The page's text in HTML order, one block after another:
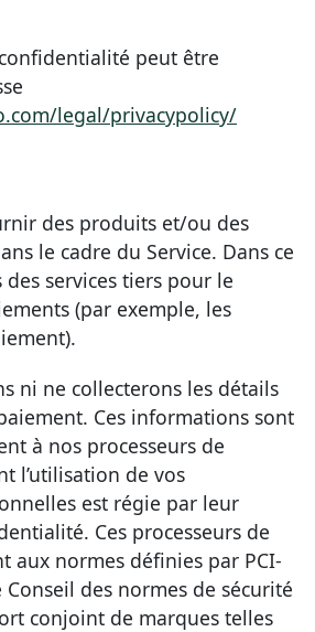
peut être
legal/privacypolicy/
des produits et/ou des
le cadre du Service. Dans ce
services tiers pour le
(par exemple, les
ni ne collecterons les détails
Ces informations sont
à nos processeurs de
l’utilisation de vos
est régie par leur
Ces processeurs de
aux normes définies par PCI-
Conseil des normes de sécurité
conjoint de marques telles